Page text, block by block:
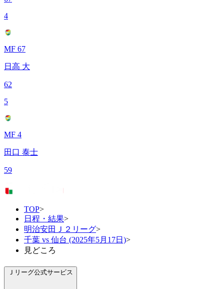
4
MF 67
日高 大
62
5
MF 4
田口 泰士
59
TOP>
日程・結果>
明治安田Ｊ２リーグ>
千葉 vs 仙台 (2025年5月17日)>
見どころ
Ｊリーグ公式サービス